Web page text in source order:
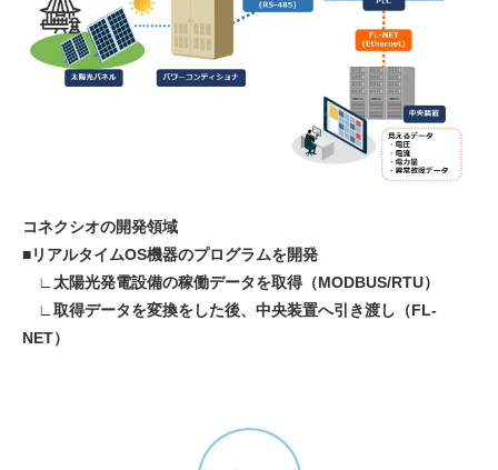
コネクシオの開発領域
■リアルタイムOS機器のプログラムを開発
∟太陽光発電設備の稼働データを取得（MODBUS/RTU）
∟取得データを変換をした後、中央装置へ引き渡し（FL-
NET）